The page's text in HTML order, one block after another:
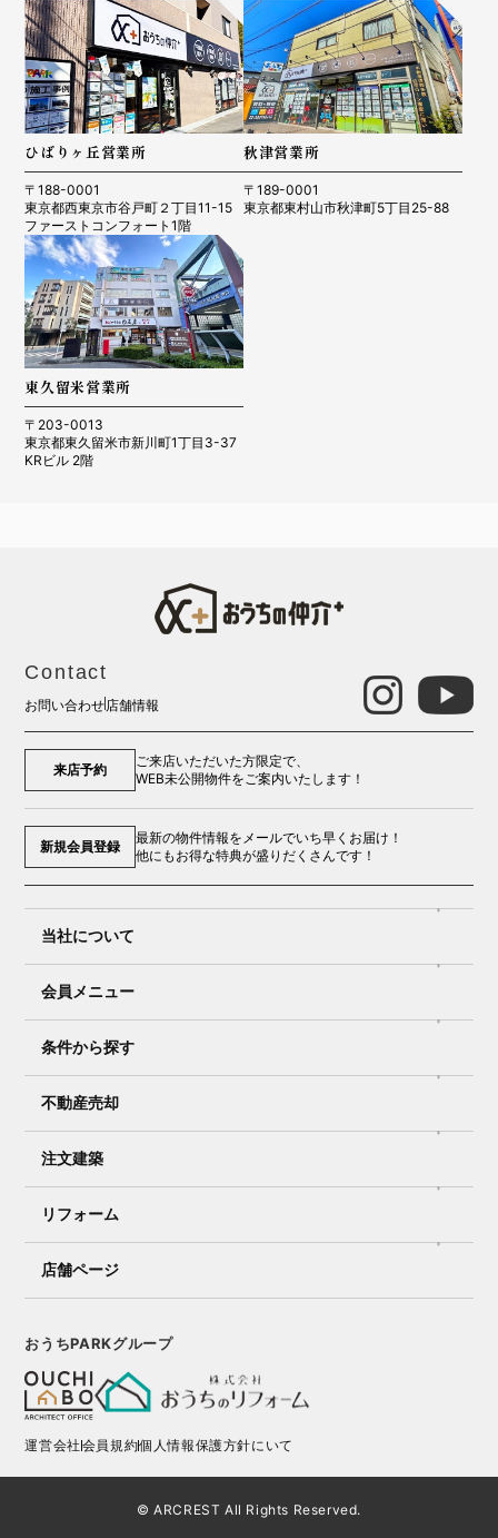
ひばりヶ丘営業所
〒188-0001
東京都西東京市谷戸町２丁目11-15
ファーストコンフォート1階
秋津営業所
〒189-0001
東京都東村山市秋津町5丁目25-88
東久留米営業所
〒203-0013
東京都東久留米市新川町1丁目3-37
KRビル 2階
Contact
お問い合わせ 店舗情報
来店予約
ご来店いただいた方限定で、
WEB未公開物件をご案内いたします！
新規会員登録
最新の物件情報をメールでいち早くお届け！
他にもお得な特典が盛りだくさんです！
当社について
会員メニュー
条件から探す
不動産売却
注文建築
リフォーム
店舗ページ
おうちPARKグループ
運営会社会員規約個人情報保護方針にいて
© ARCREST All Rights Reserved.